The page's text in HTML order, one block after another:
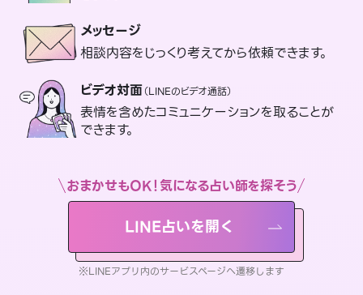
メッセージ
相談内容をじっくり考えてから依頼できます。
ビデオ対面（LINEのビデオ通話）
表情を含めたコミュニケーションを取ることが
できます。
おまかせもOK！気になる占い師を探そう
LINE占いを開く
※LINEアプリ内のサービスページへ遷移します